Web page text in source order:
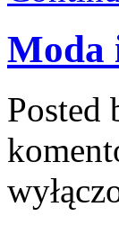
Moda
Posted